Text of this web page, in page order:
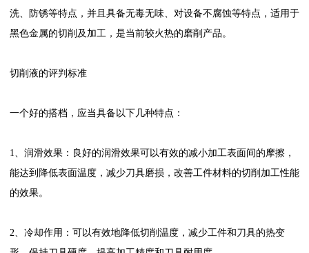
洗、防锈等特点，并且具备无毒无味、对设备不腐蚀等特点，适用于
黑色金属的切削及加工，是当前较火热的磨削产品。
切削液的评判标准
一个好的搭档，应当具备以下几种特点：
1、润滑效果：良好的润滑效果可以有效的减小加工表面间的摩擦，
能达到降低表面温度，减少刀具磨损，改善工件材料的切削加工性能
的效果。
2、冷却作用：可以有效地降低切削温度，减少工件和刀具的热变